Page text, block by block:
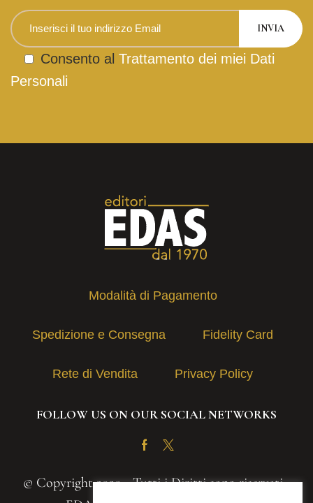
Consento al Trattamento dei miei Dati
Personali
Modalità di Pagamento
Spedizione e Consegna Fidelity Card
Rete di Vendita Privacy Policy
FOLLOW US ON OUR SOCIAL NETWORKS
Facebook
Twitter
© Copyright 2020 - Tutti i Diritti sono riservati -